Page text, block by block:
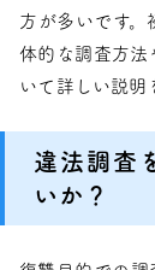
方が多いです
体的な調査方法
いて詳しい説明
違法調査
いか？